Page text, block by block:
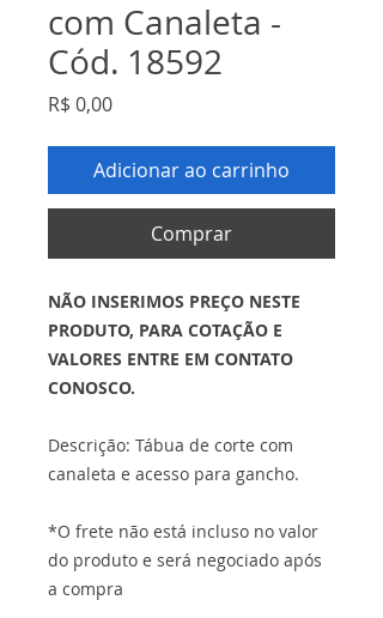
com Canaleta -
Cód. 18592
R$ 0,00Preço
Adicionar ao carrinho
Comprar
NÃO INSERIMOS PREÇO NESTE
PRODUTO, PARA COTAÇÃO E
VALORES ENTRE EM CONTATO
CONOSCO.
Descrição: Tábua de corte com
canaleta e acesso para gancho.
*O frete não está incluso no valor
do produto e será negociado após
a compra